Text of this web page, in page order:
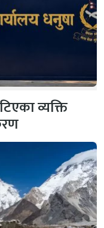
व्यक्ति